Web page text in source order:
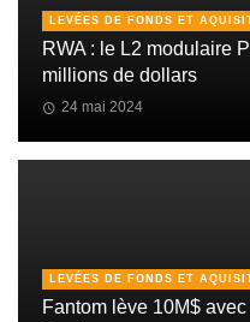
LEVÉES DE FONDS ET
RWA : le L2 modulaire
millions de dollars
24 mai 2024
LEVÉES DE FONDS ET
Fantom lève 10M$